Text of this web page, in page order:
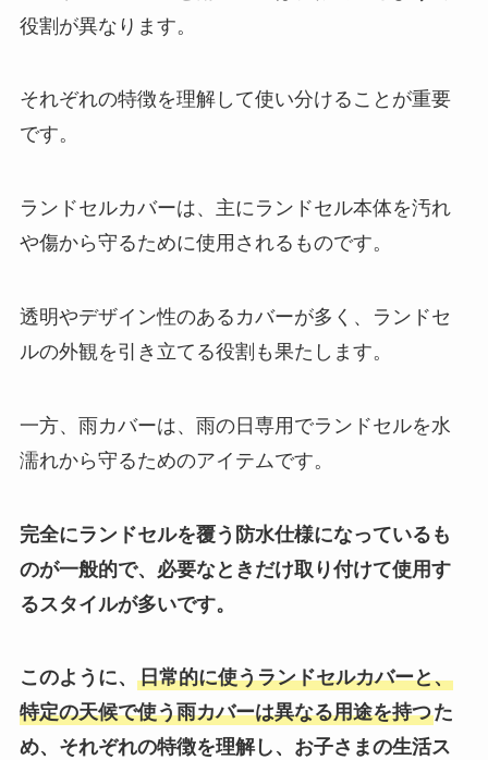
役割が異なります。
それぞれの特徴を理解して使い分けることが重要
です。
ランドセルカバーは、主にランドセル本体を汚れ
や傷から守るために使用されるものです。
透明やデザイン性のあるカバーが多く、ランドセ
ルの外観を引き立てる役割も果たします。
一方、雨カバーは、雨の日専用でランドセルを水
濡れから守るためのアイテムです。
完全にランドセルを覆う防水仕様になっているも
のが一般的で、必要なときだけ取り付けて使用す
るスタイルが多いです。
このように、 日常的に使うランドセルカバーと、
特定の天候で使う雨カバーは異なる用途を持つた
め、それぞれの特徴を理解し、お子さまの生活ス